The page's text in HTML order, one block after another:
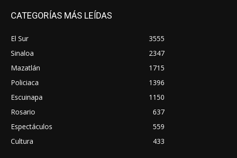
CATEGORÍAS MÁS LEÍDAS
El Sur
3555
Sinaloa
2347
Mazatlán
1715
Policiaca
1396
Escuinapa
1150
Rosario
637
Espectáculos
559
Cultura
433